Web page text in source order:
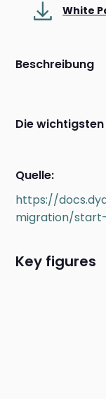
White
Beschreibung
Die
Quelle:
https://
migration/
Key figures